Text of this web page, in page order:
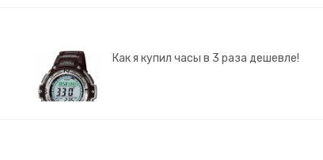
Как я купил часы в 3 раза дешевле!